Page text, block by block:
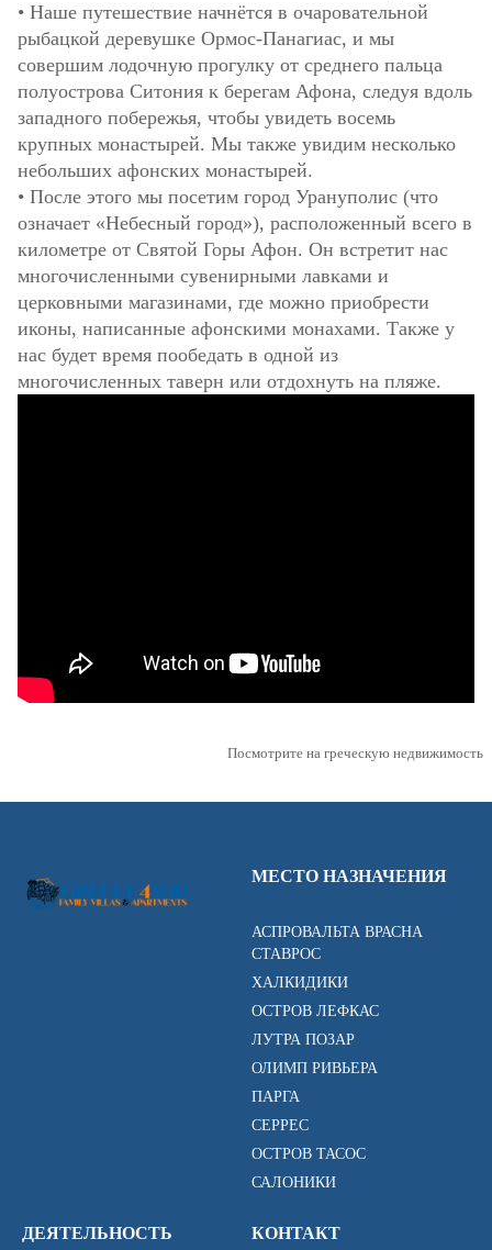
• Наше путешествие начнётся в очаровательной
рыбацкой деревушке Ормос-Панагиас, и мы
совершим лодочную прогулку от среднего пальца
полуострова Ситония к берегам Афона, следуя вдоль
западного побережья, чтобы увидеть восемь
крупных монастырей. Мы также увидим несколько
небольших афонских монастырей.
• После этого мы посетим город Урануполис (что
означает «Небесный город»), расположенный всего в
километре от Святой Горы Афон. Он встретит нас
многочисленными сувенирными лавками и
церковными магазинами, где можно приобрести
иконы, написанные афонскими монахами. Также у
нас будет время пообедать в одной из
многочисленных таверн или отдохнуть на пляже.
Посмотрите на греческую недвижимость
МЕСТО НАЗНАЧЕНИЯ
АСПРОВАЛЬТА ВРАСНА
СТАВРОС
ХАЛКИДИКИ
ОСТРОВ ЛЕФКАС
ЛУТРА ПОЗАР
ОЛИМП РИВЬЕРА
ПАРГА
СЕРРЕС
ОСТРОВ ТАСОС
САЛОНИКИ
ДЕЯТЕЛЬНОСТЬ КОНТАКТ